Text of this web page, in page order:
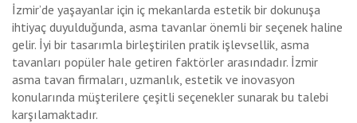
İzmir’de yaşayanlar için iç mekanlarda estetik bir dokunuşa
ihtiyaç duyulduğunda, asma tavanlar önemli bir seçenek haline
gelir. İyi bir tasarımla birleştirilen pratik işlevsellik, asma
tavanları popüler hale getiren faktörler arasındadır. İzmir
asma tavan firmaları, uzmanlık, estetik ve inovasyon
konularında müşterilere çeşitli seçenekler sunarak bu talebi
karşılamaktadır.